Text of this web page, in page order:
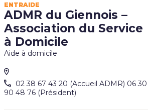
ENTRAIDE
ADMR du Giennois –
Association du Service
à Domicile
Aide à domicile
02 38 67 43 20 (Accueil ADMR) 06 30
90 48 76 (Président)